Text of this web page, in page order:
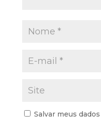
Salvar meus